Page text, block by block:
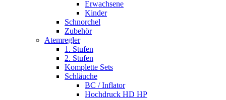
Erwachsene
Kinder
Schnorchel
Zubehör
Atemregler
1. Stufen
2. Stufen
Komplette Sets
Schläuche
BC / Inflator
Hochdruck HD HP